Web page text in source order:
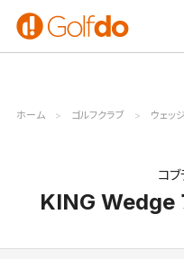
ゴルフ
クラブ
ゴルフ用品
ホーム ゴルフクラブ ウェッジ
コブ
KING Wedge